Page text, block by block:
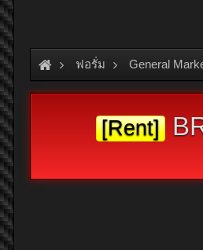
ฟอรั่ม General
[Rent]